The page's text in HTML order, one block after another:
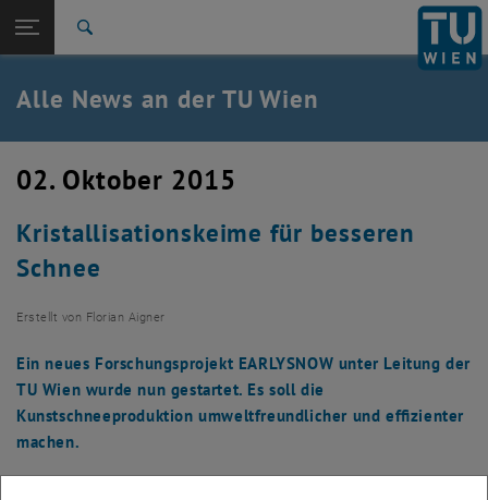
TU Login
Quicklinks
Quicklinks-Menü umschalten
Studium
Karriere
Zurück: Subseiten von TU Wien Startseite auflisten
Zurück zur letzten Ebene:
TU Wien Startseite
Übersicht
Alle News an der TU Wien
02. Oktober 2015
Kristallisationskeime für besseren
Schnee
Erstellt von Florian Aigner
Ein neues Forschungsprojekt EARLYSNOW unter Leitung der
TU Wien wurde nun gestartet. Es soll die
Kunstschneeproduktion umweltfreundlicher und effizienter
machen.